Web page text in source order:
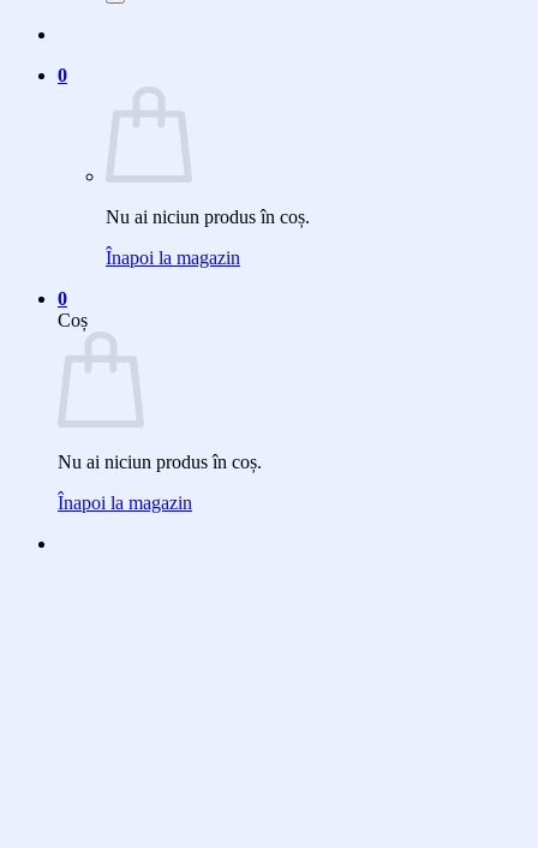
0
Nu ai niciun produs în coș.
Înapoi la magazin
0
Coș
Nu ai niciun produs în coș.
Înapoi la magazin